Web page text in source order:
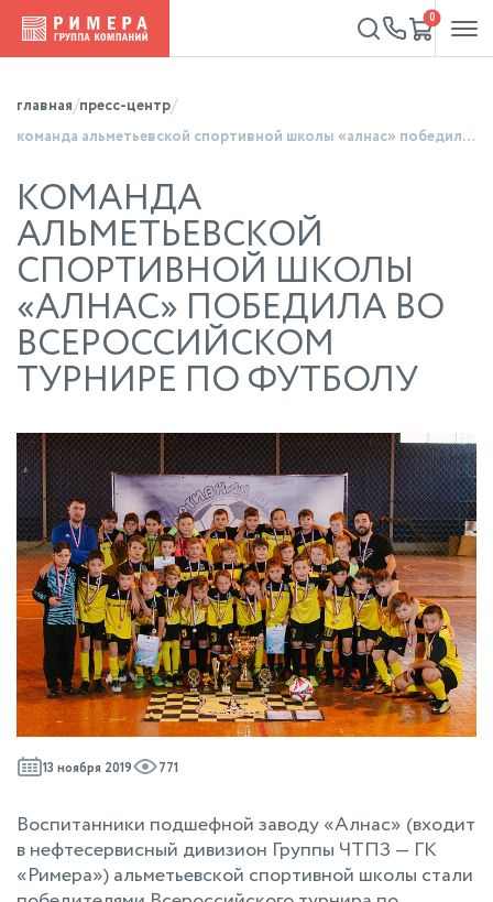
0
главная пресс-центр
команда альметьевской спортивной школы «алнас» победила во всероссийском турнире по футболу
КОМАНДА
АЛЬМЕТЬЕВСКОЙ
СПОРТИВНОЙ ШКОЛЫ
«АЛНАС» ПОБЕДИЛА ВО
ВСЕРОССИЙСКОМ
ТУРНИРЕ ПО ФУТБОЛУ
13 ноября 2019 771
Воспитанники подшефной заводу «Алнас» (входит
в нефтесервисный дивизион Группы ЧТПЗ — ГК
«Римера») альметьевской спортивной школы стали